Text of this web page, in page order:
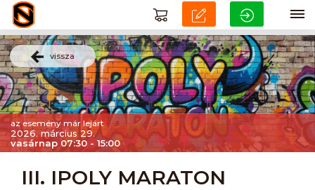
vissza
az esemény már lejárt
2026. március 29.
vasárnap 07:30 - 15:00
III. IPOLY MARATON